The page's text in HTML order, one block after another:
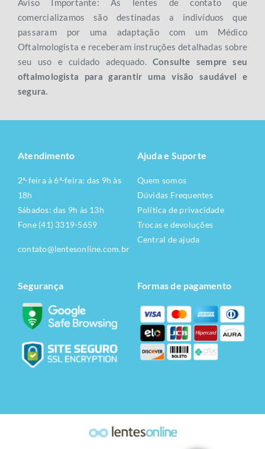
Aviso Importante: As lentes de contato que
comercializamos são destinadas a indivíduos que
passaram por uma adaptação com um Médico
Oftalmologista e receberam instruções detalhadas sobre
seu uso e cuidado adequado. Consulte sempre seu
oftalmologista para garantir uma visão saudável e
segura.
Atendimento
2ª-feira à 6ª-feira: das 9h às
18h
Sábados: das 9h às 13h
Fone (41) 3319-5659
contato@lentesonline.com.br
Ajuda e Suporte
Quem somos
Dúvidas Frequentes
Política de privacidade
Trocas e devoluções
Central de ajuda
Segurança Formas de pagamento